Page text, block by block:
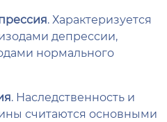
. Характеризуется
депрессии,
нормального
. Наследственность и
считаются основными